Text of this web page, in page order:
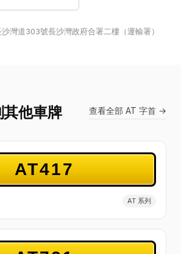
灣道303號長沙灣政府合署二樓（運輸署）
他車牌 查看全部 AT 字首 →
AT417
AT 系列